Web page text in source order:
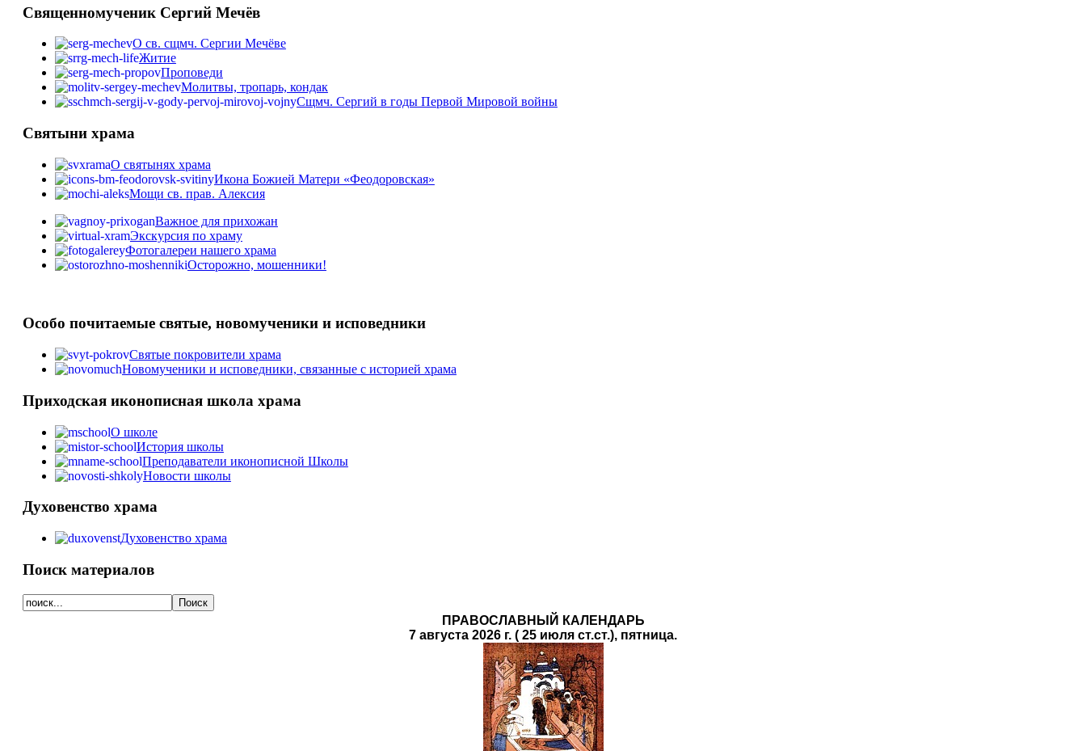
Священномученик Сергий Мечёв
О св. сщмч. Сергии Мечёве
Житие
Проповеди
Молитвы, тропарь, кондак
Сщмч. Сергий в годы Первой Мировой войны
Святыни храма
О святынях храма
Икона Божией Матери «Феодоровская»
Мощи св. прав. Алексия
Важное для прихожан
Экскурсия по храму
Фотогалереи нашего храма
Осторожно, мошенники!
Особо почитаемые святые, новомученики и исповедники
Святые покровители храма
Новомученики и исповедники, связанные с историей храма
Приходская иконописная школа храма
О школе
История школы
Преподаватели иконописной Школы
Новости школы
Духовенство храма
Духовенство храма
Поиск материалов
ПРАВОСЛАВНЫЙ КАЛЕНДАРЬ
7 августа 2026 г. ( 25 июля ст.ст.), пятница.